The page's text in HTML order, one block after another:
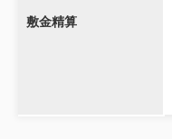
敷金精算